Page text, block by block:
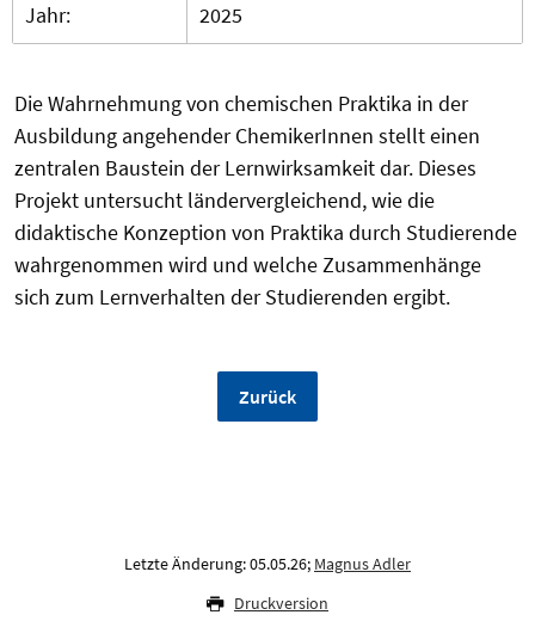
Jahr:
2025
Die Wahrnehmung von chemischen Praktika in der
Ausbildung angehender ChemikerInnen stellt einen
zentralen Baustein der Lernwirksamkeit dar. Dieses
Projekt untersucht ländervergleichend, wie die
didaktische Konzeption von Praktika durch Studierende
wahrgenommen wird und welche Zusammenhänge
sich zum Lernverhalten der Studierenden ergibt.
Zurück
Letzte Änderung: 05.05.26; Magnus Adler
Druckversion